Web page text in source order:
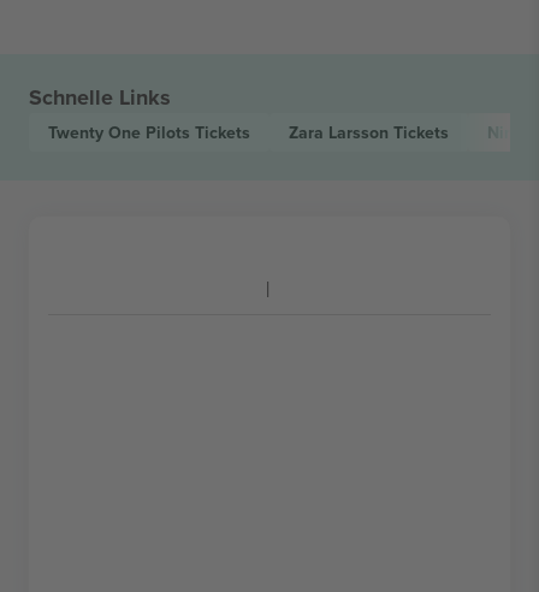
Schnelle Links
Twenty One Pilots Tickets Zara Larsson Tickets Nina